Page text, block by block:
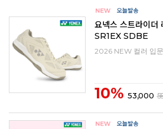
요넥스 스트라이
SR1EX SDBE
2026 NEW 컬러 입
10% 53,000